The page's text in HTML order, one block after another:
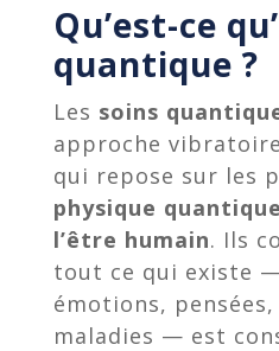
Qu’est-ce
quantique ?
Les soins
approche
qui repose sur les
physique
l’être humain. Ils
tout ce qui existe
émotions,
maladies — est